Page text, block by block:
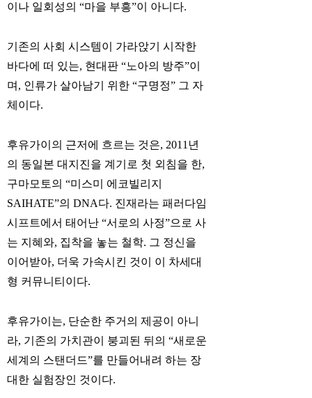
이나 일회성의 “마을 부흥”이 아니다.
기존의 사회 시스템이 가라앉기 시작한
바다에 떠 있는, 현대판 “노아의 방주”이
며, 인류가 살아남기 위한 “구명정” 그 자
체이다.
후유가이의 근저에 흐르는 것은, 2011년
의 동일본 대지진을 계기로 첫 외침을 한,
구마모토의 “미스미 에코빌리지
SAIHATE”의 DNA다. 진재라는 패러다임
시프트에서 태어난 “서로의 사정”으로 사
는 지혜와, 집착을 놓는 철학. 그 정신을
이어받아, 더욱 가속시킨 것이 이 차세대
형 커뮤니티이다.
후유가이는, 단순한 주거의 제공이 아니
라, 기존의 가치관이 붕괴된 뒤의 “새로운
세계의 스탠더드”를 만들어내려 하는 장
대한 실험장인 것이다.